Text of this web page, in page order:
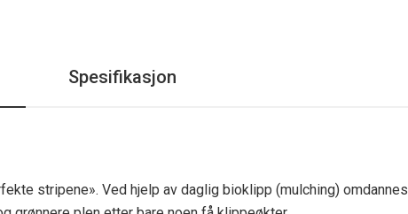
Spesifikasjon
stripene». Ved hjelp av daglig bioklipp (mulching) omdannes